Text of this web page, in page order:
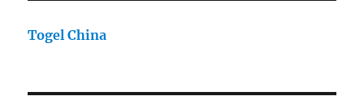
Togel China